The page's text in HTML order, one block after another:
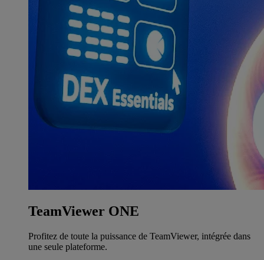
TeamViewer ONE
Profitez de toute la puissance de TeamViewer, intégrée dans
une seule plateforme.